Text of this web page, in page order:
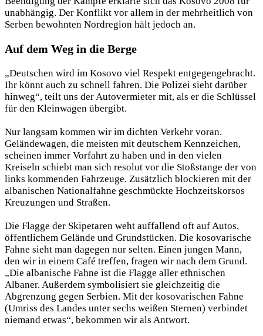
unabhängig. Der Konflikt vor allem in der mehrheitlich von
Serben bewohnten Nordregion hält jedoch an.
Auf dem Weg in die Berge
„Deutschen wird im Kosovo viel Respekt entgegengebracht.
Ihr könnt auch zu schnell fahren. Die Polizei sieht darüber
hinweg“, teilt uns der Autovermieter mit, als er die Schlüssel
für den Kleinwagen übergibt.
Nur langsam kommen wir im dichten Verkehr voran.
Geländewagen, die meisten mit deutschem Kennzeichen,
scheinen immer Vorfahrt zu haben und in den vielen
Kreiseln schiebt man sich resolut vor die Stoßstange der von
links kommenden Fahrzeuge. Zusätzlich blockieren mit der
albanischen Nationalfahne geschmückte Hochzeitskorsos
Kreuzungen und Straßen.
Die Flagge der Skipetaren weht auffallend oft auf Autos,
öffentlichem Gelände und Grundstücken. Die kosovarische
Fahne sieht man dagegen nur selten. Einen jungen Mann,
den wir in einem Café treffen, fragen wir nach dem Grund.
„Die albanische Fahne ist die Flagge aller ethnischen
Albaner. Außerdem symbolisiert sie gleichzeitig die
Abgrenzung gegen Serbien. Mit der kosovarischen Fahne
(Umriss des Landes unter sechs weißen Sternen) verbindet
niemand etwas“, bekommen wir als Antwort.